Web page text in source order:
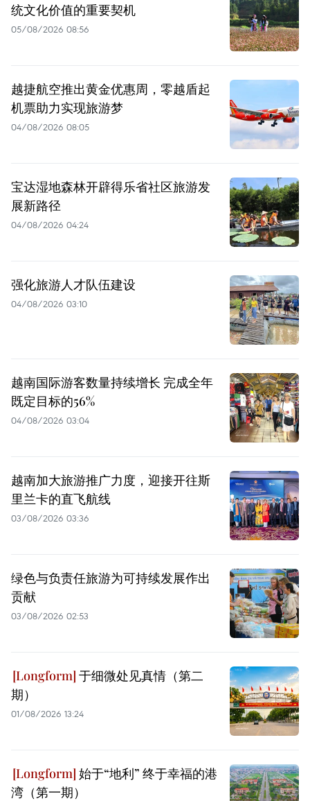
统文化价值的重要契机
05/08/2026 08:56
越捷航空推出黄金优惠周，零越盾起
机票助力实现旅游梦
04/08/2026 08:05
宝达湿地森林开辟得乐省社区旅游发
展新路径
04/08/2026 04:24
强化旅游人才队伍建设
04/08/2026 03:10
越南国际游客数量持续增长 完成全年
既定目标的56%
04/08/2026 03:04
越南加大旅游推广力度，迎接开往斯
里兰卡的直飞航线
03/08/2026 03:36
绿色与负责任旅游为可持续发展作出
贡献
03/08/2026 02:53
于细微处见真情（第二
期）
01/08/2026 13:24
始于“地利” 终于幸福的港
湾（第一期）